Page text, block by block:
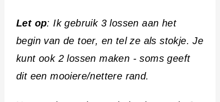
Let op: Ik gebruik 3 lossen aan het
begin van de toer, en tel ze als stokje. Je
kunt ook 2 lossen maken - soms geeft
dit een mooiere/nettere rand.